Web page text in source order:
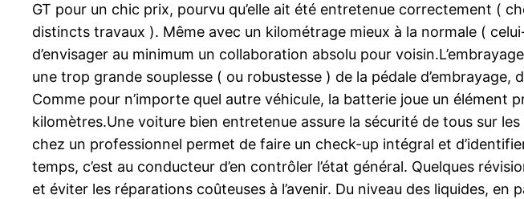
GT pour un chic prix, pourvu qu’elle ait été entretenue correctement (
distincts travaux ). Même avec un kilométrage mieux à la normale (
d’envisager au minimum un collaboration absolu pour
une trop grande souplesse ( ou robustesse ) de la pédale
Comme pour n’importe quel autre véhicule, la batterie joue un élément
kilomètres.Une voiture bien entretenue assure la sécurité de tous sur
chez un professionnel permet de faire un check-up intégral et
temps, c’est au conducteur d’en contrôler l’état général. Quelques
et éviter les réparations coûteuses à l’avenir. Du niveau des liquides,